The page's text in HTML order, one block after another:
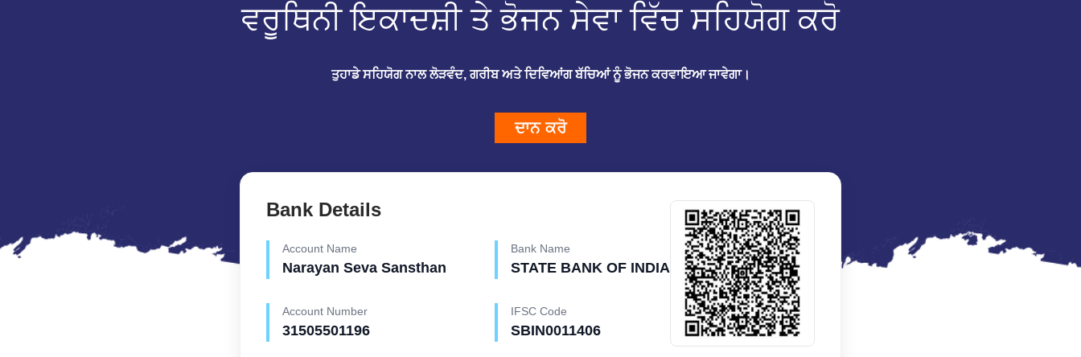
ਵਰੂਥਿਨੀ ਇਕਾਦਸ਼ੀ ਤੇ ਭੋਜਨ ਸੇਵਾ ਵਿੱਚ ਸਹਿਯੋਗ ਕਰੋ
ਤੁਹਾਡੇ ਸਹਿਯੋਗ ਨਾਲ ਲੋੜਵੰਦ, ਗਰੀਬ ਅਤੇ ਦਿਵਿਆਂਗ ਬੱਚਿਆਂ ਨੂੰ ਭੋਜਨ ਕਰਵਾਇਆ ਜਾਵੇਗਾ।
ਦਾਨ ਕਰੋ
Bank Details
Account Name
Narayan Seva Sansthan
Bank Name
STATE BANK OF INDIA
Account Number
31505501196
IFSC Code
SBIN0011406